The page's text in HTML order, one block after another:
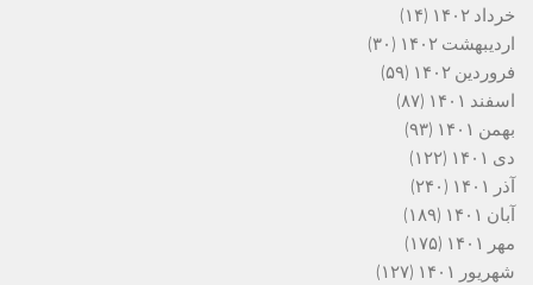
خرداد ۱۴۰۲
(۱۴)
اردیبهشت ۱۴۰۲
(۳۰)
فروردین ۱۴۰۲
(۵۹)
اسفند ۱۴۰۱
(۸۷)
بهمن ۱۴۰۱
(۹۳)
دی ۱۴۰۱
(۱۲۲)
آذر ۱۴۰۱
(۲۴۰)
آبان ۱۴۰۱
(۱۸۹)
مهر ۱۴۰۱
(۱۷۵)
شهریور ۱۴۰۱
(۱۲۷)